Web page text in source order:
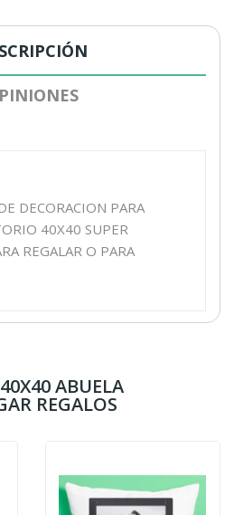
DECORACION PARA
40X40 SUPER
REGALAR O PARA
ABUELA
REGALOS